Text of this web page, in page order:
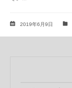
2019年6月9日